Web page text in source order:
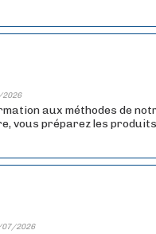
aux méthodes de
vous préparez les
2026